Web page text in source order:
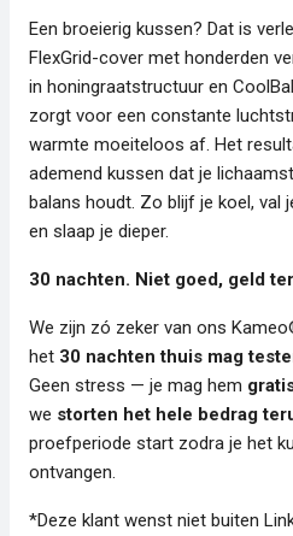
Een broeierig kussen? Dat is
FlexGrid-cover met honderden
in honingraatstructuur en
zorgt voor een constante
warmte moeiteloos af. Het
ademend kussen dat je
balans houdt. Zo blijf je koel, val
en slaap je dieper.
30 nachten. Niet goed, geld
We zijn zó zeker van ons
het 30 nachten thuis mag
Geen stress — je mag hem
we storten het hele bedrag
proefperiode start zodra je het
ontvangen.
*Deze klant wenst niet buiten